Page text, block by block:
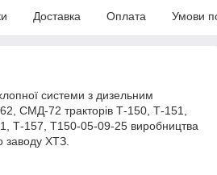
Доставка Оплата Умови
системи з дизельним
СМД-72 тракторів Т-150, Т-151,
Т-157, Т150-05-09-25 виробництва
заводу ХТЗ.